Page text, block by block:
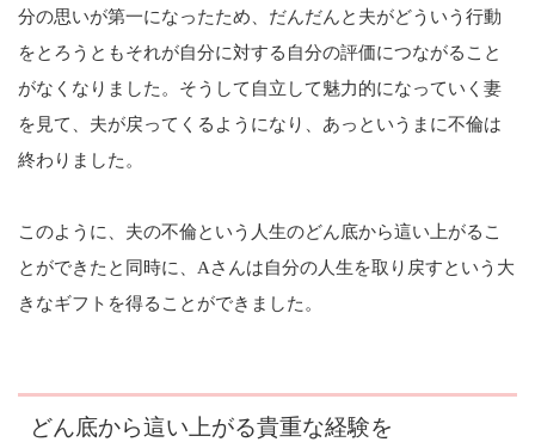
分の思いが第一になったため、だんだんと夫がどういう行動
をとろうともそれが自分に対する自分の評価につながること
がなくなりました。そうして自立して魅力的になっていく妻
を見て、夫が戻ってくるようになり、あっというまに不倫は
終わりました。
このように、夫の不倫という人生のどん底から這い上がるこ
とができたと同時に、Aさんは自分の人生を取り戻すという大
きなギフトを得ることができました。
どん底から這い上がる貴重な経験を